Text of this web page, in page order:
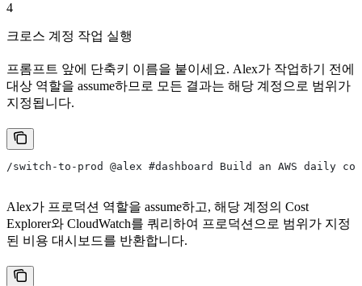
4
크로스 계정 작업 실행
프롬프트 앞에 단축키 이름을 붙이세요. Alex가 작업하기 전에
대상 역할을 assume하므로 모든 결과는 해당 계정으로 범위가
지정됩니다.
/switch-to-prod @alex #dashboard Build an AWS daily
Alex가 프로덕션 역할을 assume하고, 해당 계정의 Cost
Explorer와 CloudWatch를 쿼리하여 프로덕션으로 범위가 지정
된 비용 대시보드를 반환합니다.